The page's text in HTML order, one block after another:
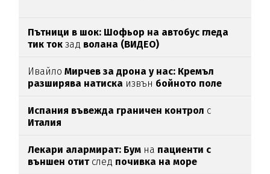
Пътници в шок: Шофьор на автобус гледа
тик ток зад волана (ВИДЕО)
ИвайлоМирчев за дрона у нас: Кремъл
разширява натиска извън бойното поле
Испания въвежда граничен контрол с
Италия
Лекари алармират: Бум на пациенти с
външен отитслед почивка на море